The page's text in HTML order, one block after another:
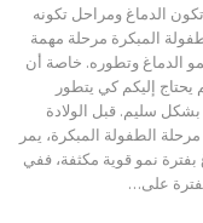
الدماغ ومراحل تكونه
المبكرة مرحلة مهمة
الدماغ وتطوره. خاصة أن
إليكم كي يتطور
بشكل سليم. قبل الولادة
الطفولة المبكرة، يمر
بفترة نمو قوية مكثفة، ففي
على…